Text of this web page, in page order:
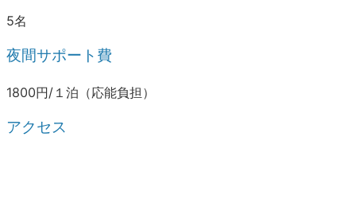
5名
夜間サポート費
1800円/１泊（応能負担）
アクセス